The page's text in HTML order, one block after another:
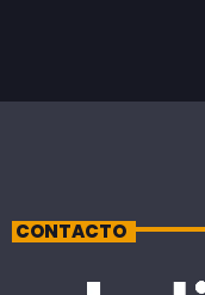
CONTACTO